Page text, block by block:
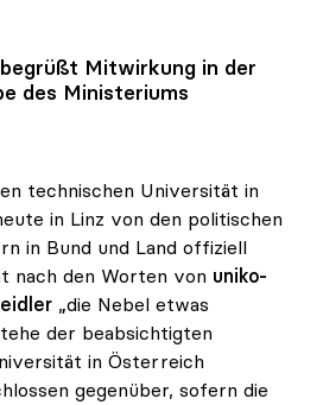
Mitwirkung in der
des Ministeriums
technischen Universität in
in Linz von den politischen
in Bund und Land offiziell
nach den Worten von uniko-
„die Nebel etwas
der beabsichtigten
in Österreich
gegenüber, sofern die